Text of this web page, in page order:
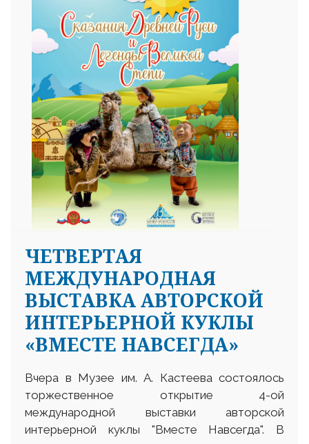
ЧЕТВЕРТАЯ
МЕЖДУНАРОДНАЯ
ВЫСТАВКА АВТОРСКОЙ
ИНТЕРЬЕРНОЙ КУКЛЫ
«ВМЕСТЕ НАВСЕГДА»
Вчера в Музее им. А. Кастеева состоялось
торжественное открытие 4-ой
международной выставки авторской
интерьерной куклы "Вместе Навсегда". В